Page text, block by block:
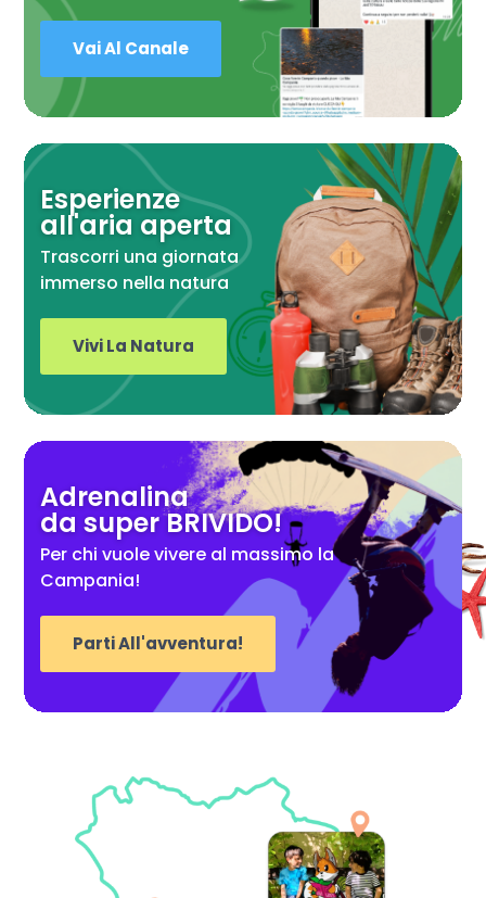
Vai Al Canale
Esperienze
all'aria aperta
Trascorri una giornata
immerso nella natura
Vivi La Natura
Adrenalina
da super BRIVIDO!
Per chi vuole vivere al massimo la
Campania!
Parti All'avventura!